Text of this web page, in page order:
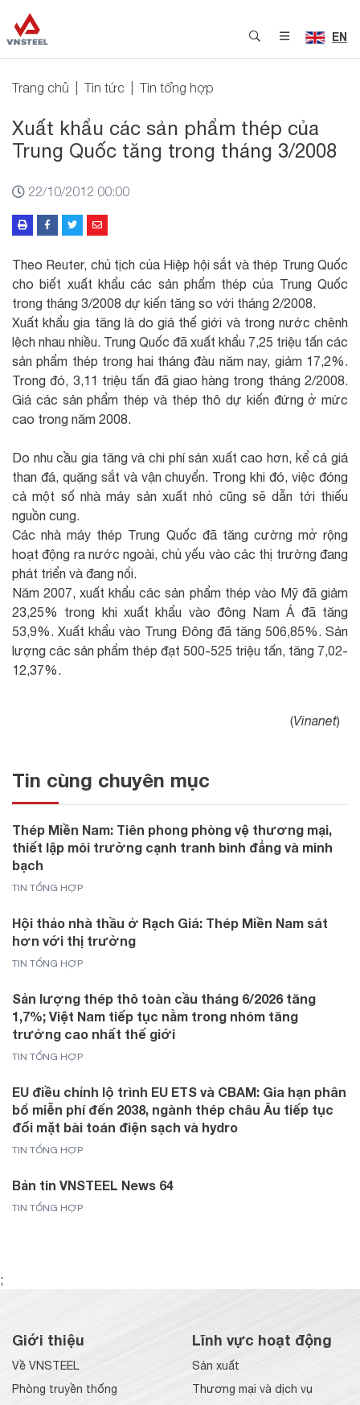
EN
Trang chủ Tin tức Tin tổng hợp
Xuất khẩu các sản phẩm thép của
Trung Quốc tăng trong tháng 3/2008
22/10/2012 00:00
Theo Reuter, chủ tịch của Hiệp hội sắt và thép Trung Quốc
cho biết xuất khẩu các sản phẩm thép của Trung Quốc
trong tháng 3/2008 dự kiến tăng so với tháng 2/2008.
Xuất khẩu gia tăng là do giá thế giới và trong nước chênh
lệch nhau nhiều. Trung Quốc đã xuất khẩu 7,25 triệu tấn các
sản phẩm thép trong hai tháng đàu năm nay, giảm 17,2%.
Trong đó, 3,11 triệu tấn đã giao hàng trong tháng 2/2008.
Giá các sản phẩm thép và thép thô dự kiến đứng ở mức
cao trong năm 2008.
Do nhu cầu gia tăng và chi phí sản xuất cao hơn, kể cả giá
than đá, quặng sắt và vận chuyển. Trong khi đó, việc đóng
cả một số nhà máy sản xuất nhỏ cũng sẽ dẫn tới thiếu
nguồn cung.
Các nhà máy thép Trung Quốc đã tăng cường mở rộng
hoạt động ra nước ngoài, chủ yếu vào các thị trường đang
phát triển và đang nổi.
Năm 2007, xuất khẩu các sản phẩm thép vào Mỹ đã giảm
23,25% trong khi xuất khẩu vào đông Nam Á đã tăng
53,9%. Xuất khẩu vào Trung Đông đã tăng 506,85%. Sản
lượng các sản phẩm thép đạt 500-525 triệu tấn, tăng 7,02-
12,37%.
(Vinanet)
Tin cùng chuyên mục
Thép Miền Nam: Tiên phong phòng vệ thương mại,
thiết lập môi trường cạnh tranh bình đẳng và minh
bạch
TIN TỔNG HỢP
Hội thảo nhà thầu ở Rạch Giá: Thép Miền Nam sát
hơn với thị trường
TIN TỔNG HỢP
Sản lượng thép thô toàn cầu tháng 6/2026 tăng
1,7%; Việt Nam tiếp tục nằm trong nhóm tăng
trưởng cao nhất thế giới
TIN TỔNG HỢP
EU điều chỉnh lộ trình EU ETS và CBAM: Gia hạn phân
bổ miễn phí đến 2038, ngành thép châu Âu tiếp tục
đối mặt bài toán điện sạch và hydro
TIN TỔNG HỢP
Bản tin VNSTEEL News 64
TIN TỔNG HỢP
;
Giới thiệu
Về VNSTEEL
Phòng truyền thống
Lĩnh vực hoạt động
Sản xuất
Thương mại và dịch vụ